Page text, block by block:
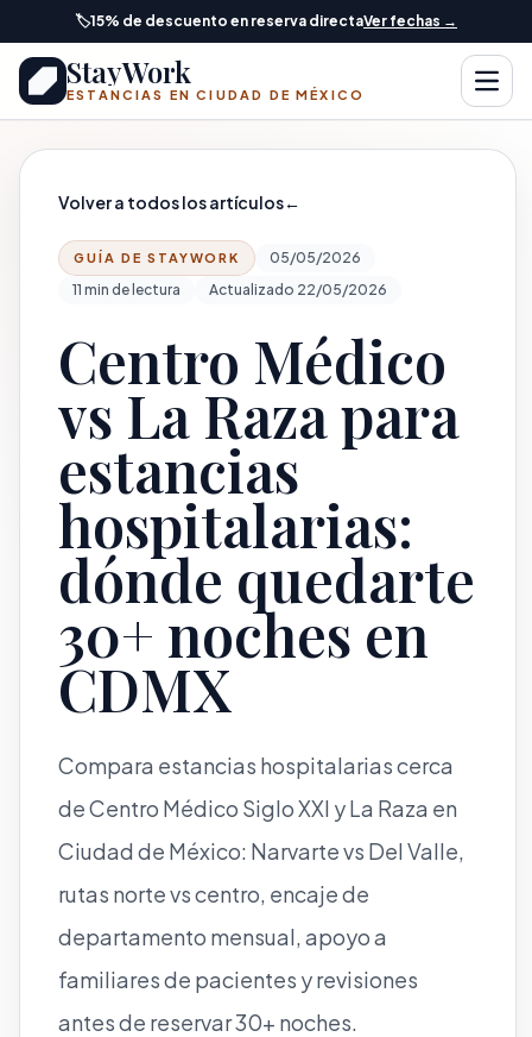
Saltar al contenido principal
🏷️15% de descuento en reserva directaVer fechas →
StayWork
ESTANCIAS EN CIUDAD DE MÉXICO Abrir
Volver a todos los artículos←
GUÍA DE STAYWORK
05/05/2026
11 min de lectura
Actualizado 22/05/2026
Centro Médico
vs La Raza para
estancias
hospitalarias:
dónde quedarte
30+ noches en
CDMX
Compara estancias hospitalarias cerca
de Centro Médico Siglo XXI y La Raza en
Ciudad de México: Narvarte vs Del Valle,
rutas norte vs centro, encaje de
departamento mensual, apoyo a
familiares de pacientes y revisiones
antes de reservar 30+ noches.